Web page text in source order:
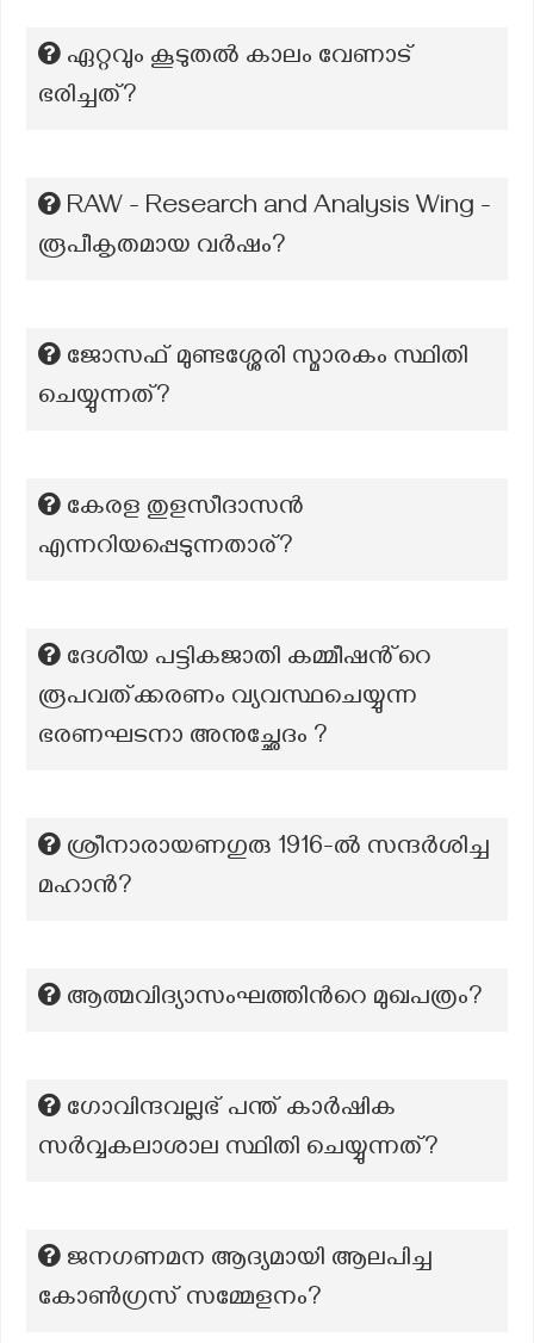
ഏറ്റവും കൂടുതൽ കാലം വേണാട്
ഭരിച്ചത്?
RAW - Research and Analysis Wing -
രൂപീകൃതമായ വർഷം?
ജോസഫ് മുണ്ടശ്ശേരി സ്മാരകം സ്ഥിതി
ചെയ്യുന്നത്?
കേരള തുളസീദാസൻ
എന്നറിയപ്പെടുന്നതാര്?
ദേശീയ പട്ടികജാതി കമ്മീഷൻ്റെ
രൂപവത്ക്കരണം വ്യവസ്ഥചെയ്യുന്ന
ഭരണഘടനാ അനുച്ഛേദം ?
ശ്രീനാരായണഗുരു 1916-ൽ സന്ദർശിച്ച
മഹാൻ?
ആത്മവിദ്യാസംഘത്തിന്‍റെ മുഖപത്രം?
ഗോവിന്ദവല്ലഭ് പന്ത് കാർഷിക
സർവ്വകലാശാല സ്ഥിതി ചെയ്യുന്നത്?
ജനഗണമന ആദ്യമായി ആലപിച്ച
കോൺഗ്രസ് സമ്മേളനം?